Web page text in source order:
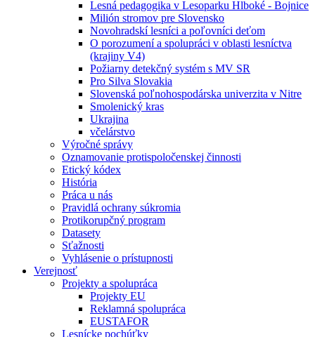
Lesná pedagogika v Lesoparku Hlboké - Bojnice
Milión stromov pre Slovensko
Novohradskí lesníci a poľovníci deťom
O porozumení a spolupráci v oblasti lesníctva
(krajiny V4)
Požiarny detekčný systém s MV SR
Pro Silva Slovakia
Slovenská poľnohospodárska univerzita v Nitre
Smolenický kras
Ukrajina
včelárstvo
Výročné správy
Oznamovanie protispoločenskej činnosti
Etický kódex
História
Práca u nás
Pravidlá ochrany súkromia
Protikorupčný program
Datasety
Sťažnosti
Vyhlásenie o prístupnosti
Verejnosť
Projekty a spolupráca
Projekty EU
Reklamná spolupráca
EUSTAFOR
Lesnícke pochúťky